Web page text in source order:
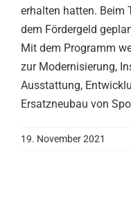
erhalten hatten. Beim
dem Fördergeld
Mit dem Programm
zur Modernisierung,
Ausstattung,
Ersatzneubau von
19. November 2021